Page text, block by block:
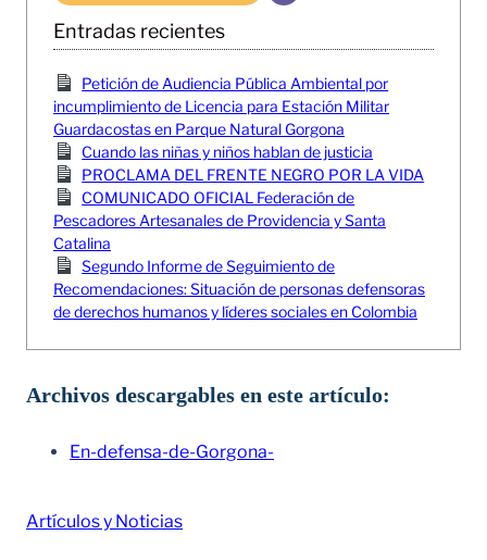
Entradas recientes
Petición de Audiencia Pública Ambiental por
incumplimiento de Licencia para Estación Militar
Guardacostas en Parque Natural Gorgona
Cuando las niñas y niños hablan de justicia
PROCLAMA DEL FRENTE NEGRO POR LA VIDA
COMUNICADO OFICIAL Federación de
Pescadores Artesanales de Providencia y Santa
Catalina
Segundo Informe de Seguimiento de
Recomendaciones: Situación de personas defensoras
de derechos humanos y líderes sociales en Colombia
Archivos descargables en este artículo:
En-defensa-de-Gorgona-
Artículos y Noticias